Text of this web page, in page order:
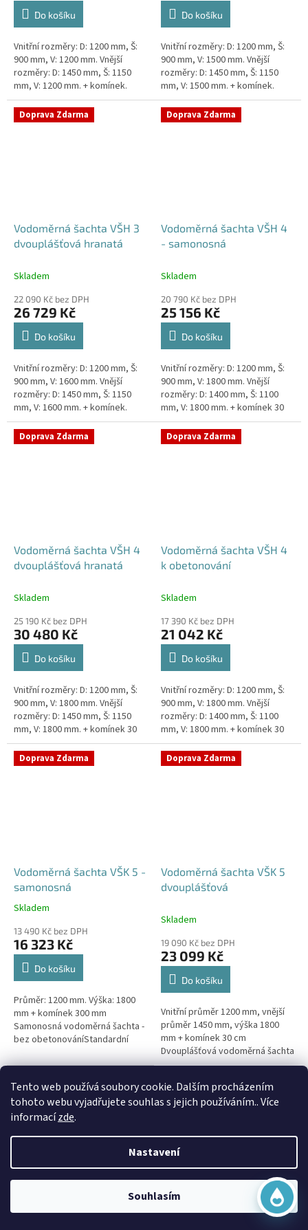
Tento web používá soubory cookie. Dalším procházením
tohoto webu vyjadřujete souhlas s jejich používáním.. Více
informacízde.
Nastavení
Souhlasím
Do košíku
Vnitřní rozměry: D: 1200 mm, Š:
900 mm, V: 1200 mm. Vnější
rozměry: D: 1450 mm, Š: 1150
mm, V: 1200 mm. + komínek.
Dvouplášťová vodoměrná šachta
- do míst se spodní...
Do košíku
Vnitřní rozměry: D: 1200 mm, Š:
900 mm, V: 1500 mm. Vnější
rozměry: D: 1450 mm, Š: 1150
mm, V: 1500 mm. + komínek.
Dvouplášťová vodoměrná šachta
- do míst se spodní...
Doprava Zdarma
Vodoměrná šachta VŠH 3
dvouplášťová hranatá
Skladem
22 090 Kč bez DPH
26 729 Kč
Do košíku
Vnitřní rozměry: D: 1200 mm, Š:
900 mm, V: 1600 mm. Vnější
rozměry: D: 1450 mm, Š: 1150
mm, V: 1600 mm. + komínek.
Dvouplášťová vodoměrná šachta
- do míst se spodní...
Doprava Zdarma
Vodoměrná šachta VŠH 4
- samonosná
Skladem
20 790 Kč bez DPH
25 156 Kč
Do košíku
Vnitřní rozměry: D: 1200 mm, Š:
900 mm, V: 1800 mm. Vnější
rozměry: D: 1400 mm, Š: 1100
mm, V: 1800 mm. + komínek 30
cm. Šachta vhodná pro
požadavky Pražské
Vodárenské!...
Doprava Zdarma
Vodoměrná šachta VŠH 4
dvouplášťová hranatá
Skladem
25 190 Kč bez DPH
30 480 Kč
Do košíku
Vnitřní rozměry: D: 1200 mm, Š:
900 mm, V: 1800 mm. Vnější
rozměry: D: 1450 mm, Š: 1150
mm, V: 1800 mm. + komínek 30
cm. Dvouplášťová vodoměrná
šachta - do míst se spodní...
Doprava Zdarma
Vodoměrná šachta VŠH 4
k obetonování
Skladem
17 390 Kč bez DPH
21 042 Kč
Do košíku
Vnitřní rozměry: D: 1200 mm, Š:
900 mm, V: 1800 mm. Vnější
rozměry: D: 1400 mm, Š: 1100
mm, V: 1800 mm. + komínek 30
cm. Vodoměrná šachta k
obetonování - pojízdná i pod...
Doprava Zdarma
Vodoměrná šachta VŠK 5 -
samonosná
Průměrné
produktu
je
5,0
hvězdiček.
Skladem
13 490 Kč bez DPH
16 323 Kč
Do košíku
Průměr: 1200 mm. Výška: 1800
mm + komínek 300 mm
Samonosná vodoměrná šachta -
bez obetonováníStandardní
přání) Doba dodání 10-14 dní.
Doprava Zdarma
Vodoměrná šachta VŠK 5
dvouplášťová
Skladem
19 090 Kč bez DPH
23 099 Kč
Do košíku
Vnitřní průměr 1200 mm, vnější
průměr 1450 mm, výška 1800
mm + komínek 30 cm
Dvouplášťová vodoměrná šachta
- do míst se spodní
parkovací...
Doprava Zdarma
Vodoměrná šachta VŠK 5 k
Online
Začít konverzaci